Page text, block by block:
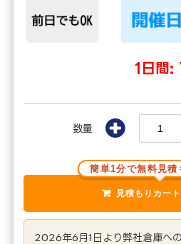
1日間:
数量
簡単1分で無料見積
2026年6月1日より弊社倉庫へ